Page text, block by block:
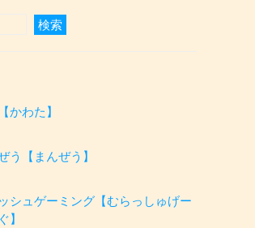
かわた】
う【まんぜう】
シュゲーミング【むらっしゅげー
】